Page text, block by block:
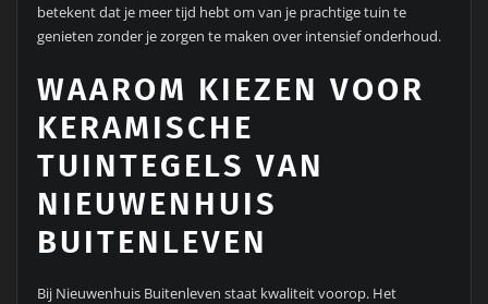
betekent dat je meer tijd hebt om van je prachtige tuin te
genieten zonder je zorgen te maken over intensief onderhoud.
WAAROM KIEZEN VOOR
KERAMISCHE
TUINTEGELS VAN
NIEUWENHUIS
BUITENLEVEN
Bij Nieuwenhuis Buitenleven staat kwaliteit voorop. Het